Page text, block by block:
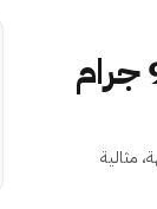
مثالية